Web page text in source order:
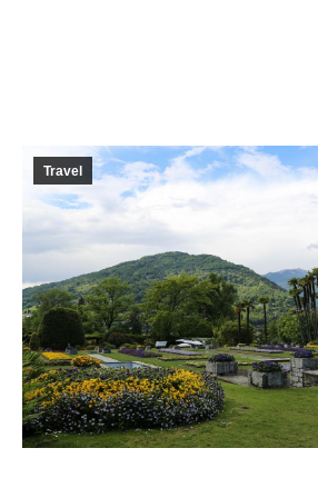
Travel